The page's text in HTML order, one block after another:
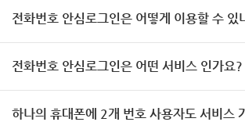
전화번호 안심로그인은 어떻게 이용할 수 있
전화번호 안심로그인은 어떤 서비스 인가요?
하나의 휴대폰에 2개 번호 사용자도 서비스